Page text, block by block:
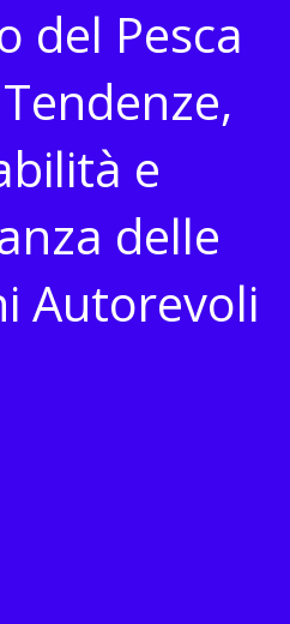
del Pesca
e
delle
Autorevoli